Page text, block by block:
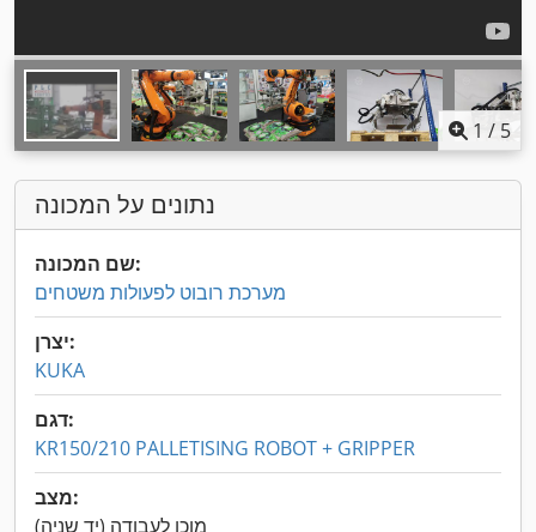
1 / 5
נתונים על המכונה
שם המכונה:
מערכת רובוט לפעולות משטחים
יצרן:
KUKA
דגם:
KR150/210 PALLETISING ROBOT + GRIPPER
מצב:
מוכן לעבודה (יד שניה)